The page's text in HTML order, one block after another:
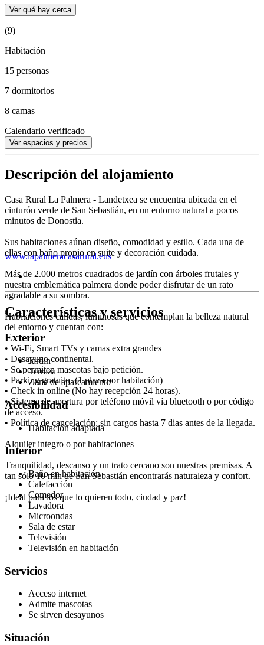
Ver qué hay cerca
(9)
Habitación
15 personas
7 dormitorios
8 camas
Calendario verificado
Ver espacios y precios
Descripción del alojamiento
Casa Rural La Palmera - Landetxea se encuentra ubicada en el
cinturón verde de San Sebastián, en un entorno natural a pocos
minutos de Donostia.
Sus habitaciones aúnan diseño, comodidad y estilo. Cada una de
ellas con baño propio en suite y decoración cuidada.
Más de 2.000 metros cuadrados de jardín con árboles frutales y
nuestra emblemática palmera donde poder disfrutar de un rato
agradable a su sombra.
Habitaciones cálidas, luminosas que contemplan la belleza natural
del entorno y cuentan con:
• Wi-Fi, Smart TVs y camas extra grandes
• Desayuno continental.
• Se permiten mascotas bajo petición.
• Parking gratuito. (1 plaza por habitación)
• Check in online (No hay recepción 24 horas).
• Sistema de apertura por teléfono móvil vía bluetooth o por código
de acceso.
• Política de cancelación: sin cargos hasta 7 dias antes de la llegada.
Alquiler integro o por habitaciones
Tranquilidad, descanso y un trato cercano son nuestras premisas. A
tan sólo 10 min de San Sebastián encontrarás naturaleza y confort.
¡Ideal para los que lo quieren todo, ciudad y paz!
www.lapalmeracasarural.eus
Características y servicios
Exterior
Jardín
Terraza
Zona de aparcamiento
Accesibilidad
Habitación adaptada
Interior
Baño en habitación
Calefacción
Comedor
Lavadora
Microondas
Sala de estar
Televisión
Televisión en habitación
Servicios
Acceso internet
Admite mascotas
Se sirven desayunos
Situación